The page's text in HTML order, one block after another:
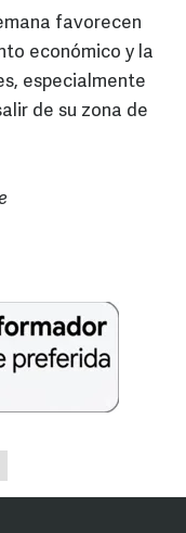
favorecen
económico y la
especialmente
de su zona de